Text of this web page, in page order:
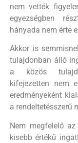
nem vették
egyezségben
hányada nem érte
Akkor is
tulajdonban álló
a közös
kifejezetten nem
eredményeként
a rendeltetésszerű
Nem megfelelő
kisebb értékű